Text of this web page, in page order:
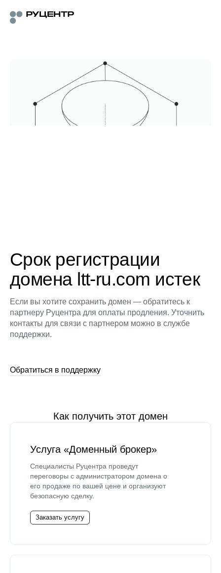
Срок регистрации
домена ltt-ru.com истек
Если вы хотите сохранить домен — обратитесь к
партнеру Руцентра для оплаты продления. Уточнить
контакты для связи с партнером можно в службе
поддержки.
Обратиться в поддержку
Как получить этот домен
Услуга «Доменный брокер»
Специалисты Руцентра проведут
переговоры с администратором домена о
его продаже по вашей цене и организуют
безопасную сделку.
Заказать услугу